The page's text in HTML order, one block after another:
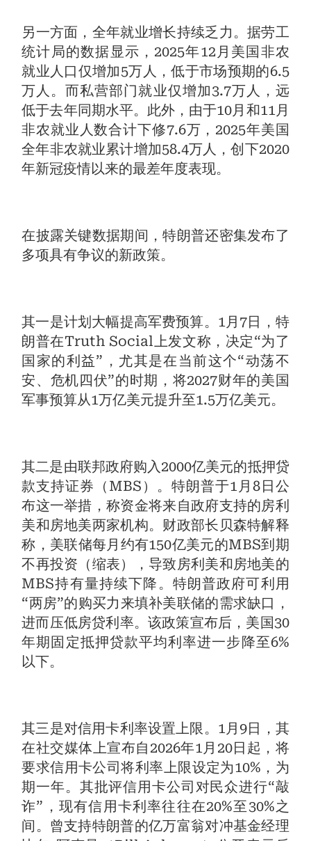
另一方面，全年就业增长持续乏力。据劳工
统计局的数据显示，2025年12月美国非农
就业人口仅增加5万人，低于市场预期的6.5
万人。而私营部门就业仅增加3.7万人，远
低于去年同期水平。此外，由于10月和11月
非农就业人数合计下修7.6万，2025年美国
全年非农就业累计增加58.4万人，创下2020
年新冠疫情以来的最差年度表现。
在披露关键数据期间，特朗普还密集发布了
多项具有争议的新政策。
其一是计划大幅提高军费预算。1月7日，特
朗普在Truth Social上发文称，决定“为了
国家的利益”，尤其是在当前这个“动荡不
安、危机四伏”的时期，将2027财年的美国
军事预算从1万亿美元提升至1.5万亿美元。
其二是由联邦政府购入2000亿美元的抵押贷
款支持证券（MBS）。特朗普于1月8日公
布这一举措，称资金将来自政府支持的房利
美和房地美两家机构。财政部长贝森特解释
称，美联储每月约有150亿美元的MBS到期
不再投资（缩表），导致房利美和房地美的
MBS持有量持续下降。特朗普政府可利用
“两房”的购买力来填补美联储的需求缺口，
进而压低房贷利率。该政策宣布后，美国30
年期固定抵押贷款平均利率进一步降至6%
以下。
其三是对信用卡利率设置上限。1月9日，其
在社交媒体上宣布自2026年1月20日起，将
要求信用卡公司将利率上限设定为10%，为
期一年。其批评信用卡公司对民众进行“敲
诈”，现有信用卡利率往往在20%至30%之
间。曾支持特朗普的亿万富翁对冲基金经理